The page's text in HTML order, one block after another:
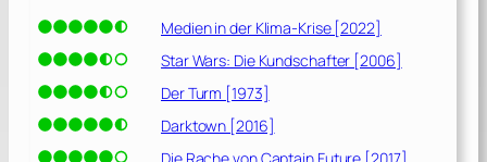
Medien in der Klima-Krise [2022]
Star Wars: Die Kundschafter [2006]
Der Turm [1973]
Darktown [2016]
Die Rache von Captain Future [2017]